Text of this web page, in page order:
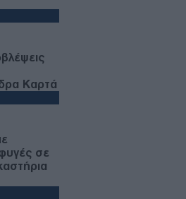
Καρτά
σε